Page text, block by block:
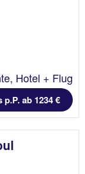
Hotel + Flug
p.P. ab 1234 €